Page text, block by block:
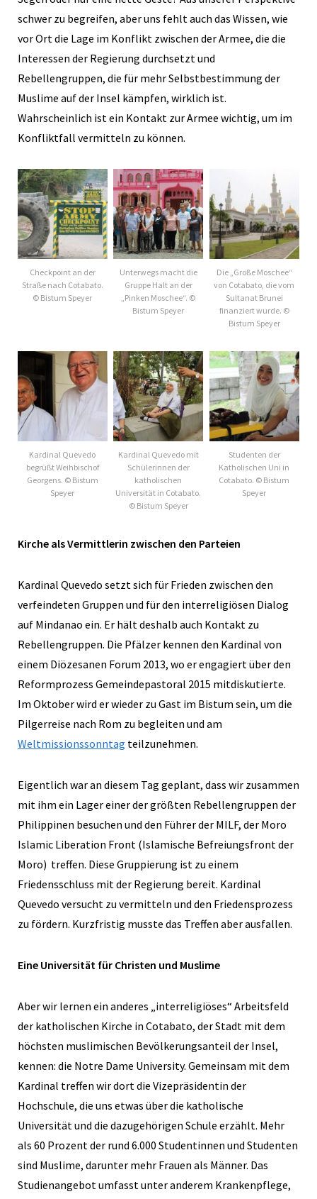
schwer zu begreifen, aber uns fehlt auch das Wissen, wie
vor Ort die Lage im Konflikt zwischen der Armee, die die
Interessen der Regierung durchsetzt und
Rebellengruppen, die für mehr Selbstbestimmung der
Muslime auf der Insel kämpfen, wirklich ist.
Wahrscheinlich ist ein Kontakt zur Armee wichtig, um im
Konfliktfall vermitteln zu können.
Checkpoint an der
Straße nach Cotabato.
© Bistum Speyer
Unterwegs macht die
Gruppe Halt an der
„Pinken Moschee“. ©
Bistum Speyer
Die „Große Moschee“
von Cotabato, die vom
Sultanat Brunei
finanziert wurde. ©
Bistum Speyer
Kardinal Quevedo
begrüßt Weihbischof
Georgens. © Bistum
Speyer
Kardinal Quevedo mit
Schülerinnen der
katholischen
Universität in Cotabato.
© Bistum Speyer
Studenten der
Katholischen Uni in
Cotabato. © Bistum
Speyer
Kirche als Vermittlerin zwischen den Parteien
Kardinal Quevedo setzt sich für Frieden zwischen den
verfeindeten Gruppen und für den interreligiösen Dialog
auf Mindanao ein. Er hält deshalb auch Kontakt zu
Rebellengruppen. Die Pfälzer kennen den Kardinal von
einem Diözesanen Forum 2013, wo er engagiert über den
Reformprozess Gemeindepastoral 2015 mitdiskutierte.
Im Oktober wird er wieder zu Gast im Bistum sein, um die
Pilgerreise nach Rom zu begleiten und am
Weltmissionssonntag teilzunehmen.
Eigentlich war an diesem Tag geplant, dass wir zusammen
mit ihm ein Lager einer der größten Rebellengruppen der
Philippinen besuchen und den Führer der MILF, der Moro
Islamic Liberation Front (Islamische Befreiungsfront der
Moro) treffen. Diese Gruppierung ist zu einem
Friedensschluss mit der Regierung bereit. Kardinal
Quevedo versucht zu vermitteln und den Friedensprozess
zu fördern. Kurzfristig musste das Treffen aber ausfallen.
Eine Universität für Christen und Muslime
Aber wir lernen ein anderes „interreligiöses“ Arbeitsfeld
der katholischen Kirche in Cotabato, der Stadt mit dem
höchsten muslimischen Bevölkerungsanteil der Insel,
kennen: die Notre Dame University. Gemeinsam mit dem
Kardinal treffen wir dort die Vizepräsidentin der
Hochschule, die uns etwas über die katholische
Universität und die dazugehörigen Schule erzählt. Mehr
als 60 Prozent der rund 6.000 Studentinnen und Studenten
sind Muslime, darunter mehr Frauen als Männer. Das
Studienangebot umfasst unter anderem Krankenpflege,